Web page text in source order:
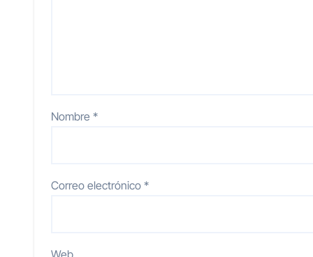
Nombre *
Correo electrónico *
Web